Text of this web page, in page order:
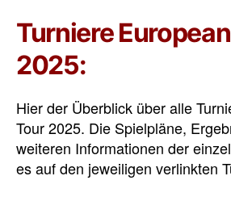
Turniere
2025:
Hier der Überblick über alle
Tour 2025. Die Spielpläne,
weiteren Informationen der
es auf den jeweiligen verlinkten